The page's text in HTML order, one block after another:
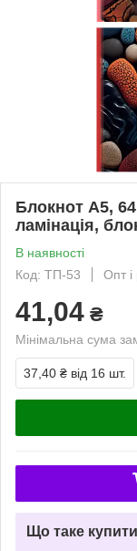
Блокнот А5, 64
ламінація,
В наявності
Код: ТП-53
Опт і
41,04 ₴
Мінімальна сума
37,40 ₴ від 16 шт.
Що таке